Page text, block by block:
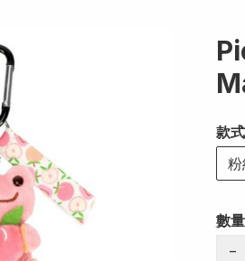
款式
粉
數量
−